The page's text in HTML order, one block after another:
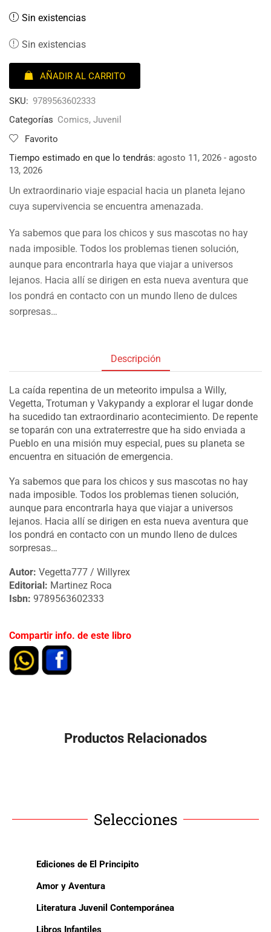
Sin existencias
Sin existencias
AÑADIR AL CARRITO
SKU: 9789563602333
Categorías Comics, Juvenil
Favorito
Tiempo estimado en que lo tendrás: agosto 11, 2026 - agosto
13, 2026
Un extraordinario viaje espacial hacia un planeta lejano
cuya supervivencia se encuentra amenazada.
Ya sabemos que para los chicos y sus mascotas no hay
nada imposible. Todos los problemas tienen solución,
aunque para encontrarla haya que viajar a universos
lejanos. Hacia allí se dirigen en esta nueva aventura que
los pondrá en contacto con un mundo lleno de dulces
sorpresas…
Descripción
La caída repentina de un meteorito impulsa a Willy,
Vegetta, Trotuman y Vakypandy a explorar el lugar donde
ha sucedido tan extraordinario acontecimiento. De repente
se toparán con una extraterrestre que ha sido enviada a
Pueblo en una misión muy especial, pues su planeta se
encuentra en situación de emergencia.
Ya sabemos que para los chicos y sus mascotas no hay
nada imposible. Todos los problemas tienen solución,
aunque para encontrarla haya que viajar a universos
lejanos. Hacia allí se dirigen en esta nueva aventura que
los pondrá en contacto con un mundo lleno de dulces
sorpresas…
Autor: Vegetta777 / Willyrex
Editorial: Martinez Roca
Isbn: 9789563602333
Compartir info. de este libro
Productos Relacionados
Selecciones
Ediciones de El Principito
Amor y Aventura
Literatura Juvenil Contemporánea
Libros Infantiles